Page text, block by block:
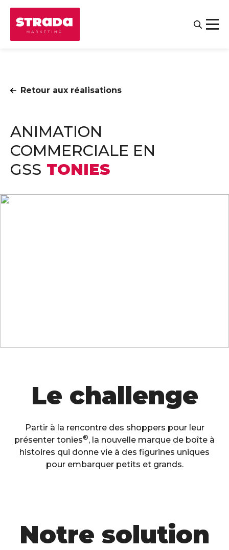
Contact
Retour aux réalisations
ANIMATION
COMMERCIALE EN
GSS TONIES
Le challenge
Partir à la rencontre des shoppers pour leur
présenter tonies®, la nouvelle marque de boîte à
histoires qui donne vie à des figurines uniques
pour embarquer petits et grands.
Notre solution